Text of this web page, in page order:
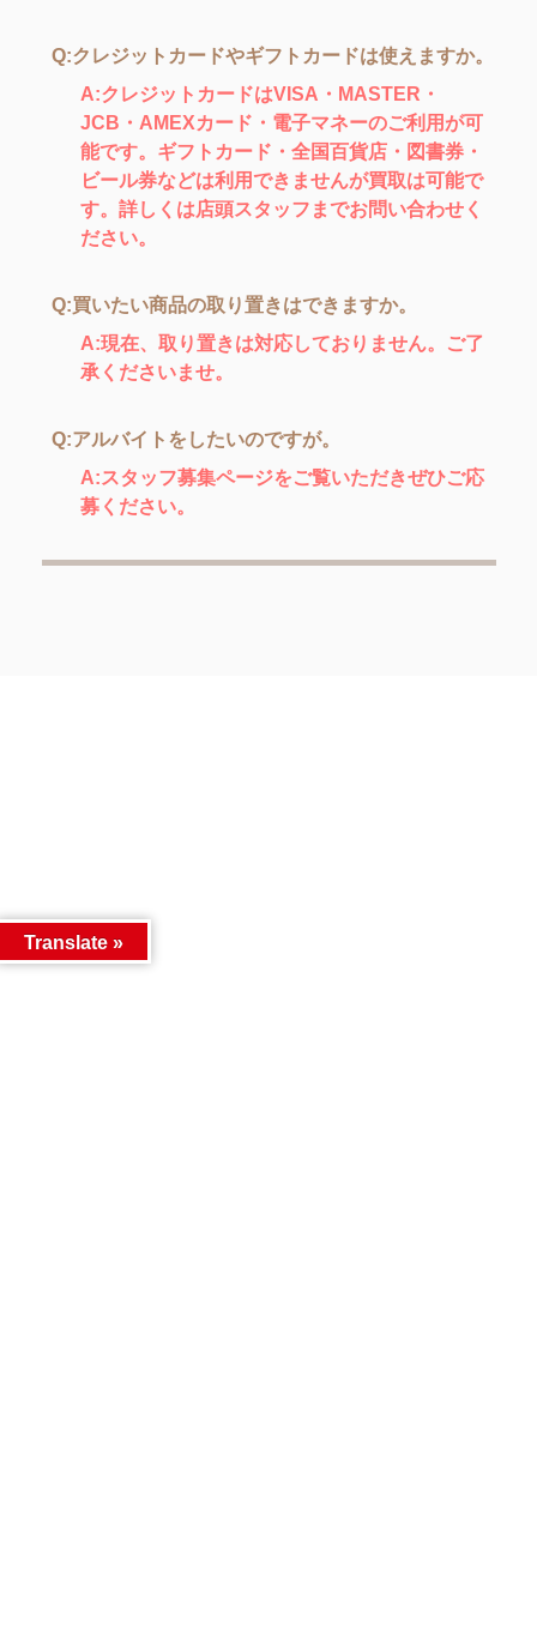
Q:クレジットカードやギフトカードは使えますか。
A:クレジットカードはVISA・MASTER・
JCB・AMEXカード・電子マネーのご利用が可
能です。ギフトカード・全国百貨店・図書券・
ビール券などは利用できませんが買取は可能で
す。詳しくは店頭スタッフまでお問い合わせく
ださい。
Q:買いたい商品の取り置きはできますか。
A:現在、取り置きは対応しておりません。ご了
承くださいませ。
Q:アルバイトをしたいのですが。
A:スタッフ募集ページをご覧いただきぜひご応
募ください。
Translate »